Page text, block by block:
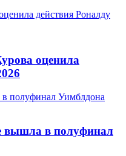
действия Роналду
оценила
полуфинал Уимблдона
вышла в полуфинал